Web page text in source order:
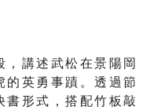
講述武松在景陽岡
的英勇事蹟。透過節
書形式，搭配竹板敲